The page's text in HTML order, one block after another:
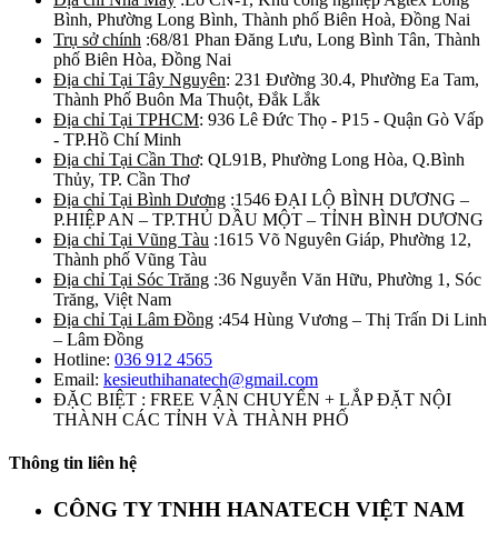
Bình, Phường Long Bình, Thành phố Biên Hoà, Đồng Nai
Trụ sở chính :68/81 Phan Đăng Lưu, Long Bình Tân, Thành
phố Biên Hòa, Đồng Nai
Địa chỉ Tại Tây Nguyên: 231 Đường 30.4, Phường Ea Tam,
Thành Phố Buôn Ma Thuột, Đắk Lắk
Địa chỉ Tại TPHCM: 936 Lê Đức Thọ - P15 - Quận Gò Vấp
- TP.Hồ Chí Minh
Địa chỉ Tại Cần Thơ: QL91B, Phường Long Hòa, Q.Bình
Thủy, TP. Cần Thơ
Địa chỉ Tại Bình Dương :1546 ĐẠI LỘ BÌNH DƯƠNG –
P.HIỆP AN – TP.THỦ DẦU MỘT – TỈNH BÌNH DƯƠNG
Địa chỉ Tại Vũng Tàu :1615 Võ Nguyên Giáp, Phường 12,
Thành phố Vũng Tàu
Địa chỉ Tại Sóc Trăng :36 Nguyễn Văn Hữu, Phường 1, Sóc
Trăng, Việt Nam
Địa chỉ Tại Lâm Đồng :454 Hùng Vương – Thị Trấn Di Linh
– Lâm Đồng
Hotline: 036 912 4565
Email: kesieuthihanatech@gmail.com
ĐẶC BIỆT : FREE VẬN CHUYỂN + LẮP ĐẶT NỘI
THÀNH CÁC TỈNH VÀ THÀNH PHỐ
Thông tin liên hệ
CÔNG TY TNHH HANATECH VIỆT NAM